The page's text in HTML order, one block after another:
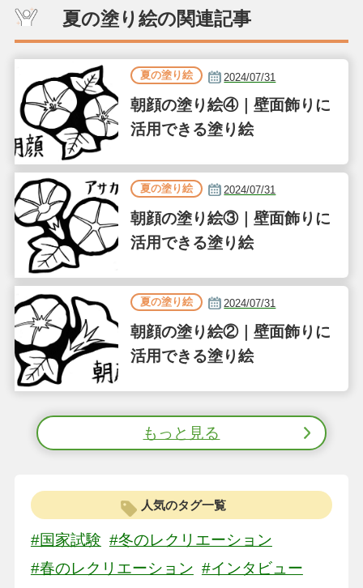
夏の塗り絵の関連記事
夏の塗り絵 2024/07/31
朝顔の塗り絵④｜壁面飾りに
活用できる塗り絵
夏の塗り絵 2024/07/31
朝顔の塗り絵③｜壁面飾りに
活用できる塗り絵
夏の塗り絵 2024/07/31
朝顔の塗り絵②｜壁面飾りに
活用できる塗り絵
もっと見る
人気のタグ一覧
#国家試験 #冬のレクリエーション
#春のレクリエーション #インタビュー